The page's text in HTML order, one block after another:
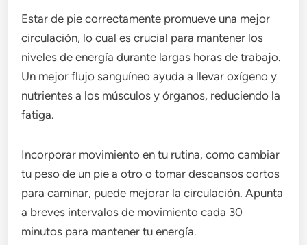
Estar de pie correctamente promueve una mejor
circulación, lo cual es crucial para mantener los
niveles de energía durante largas horas de trabajo.
Un mejor flujo sanguíneo ayuda a llevar oxígeno y
nutrientes a los músculos y órganos, reduciendo la
fatiga.
Incorporar movimiento en tu rutina, como cambiar
tu peso de un pie a otro o tomar descansos cortos
para caminar, puede mejorar la circulación. Apunta
a breves intervalos de movimiento cada 30
minutos para mantener tu energía.